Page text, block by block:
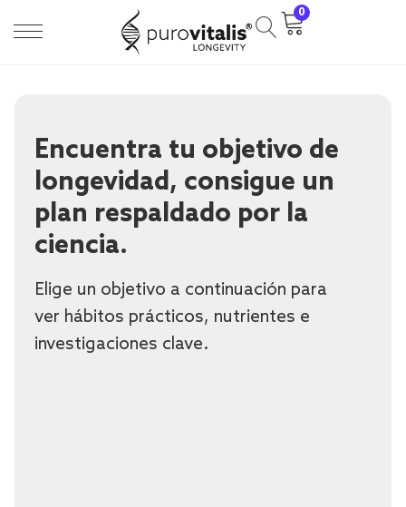
0
Encuentra tu objetivo de
longevidad, consigue un
plan respaldado por la
ciencia.
Elige un objetivo a continuación para
ver hábitos prácticos, nutrientes e
investigaciones clave.